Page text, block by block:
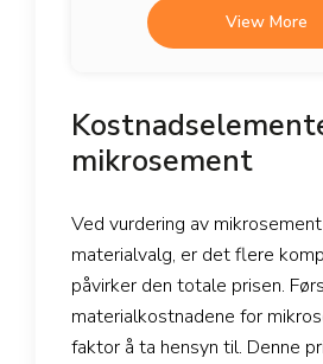
View More
mikrosement
Ved vurdering av
materialvalg, er det flere
påvirker den totale prisen.
materialkostnadene for
faktor å ta hensyn til. Denne